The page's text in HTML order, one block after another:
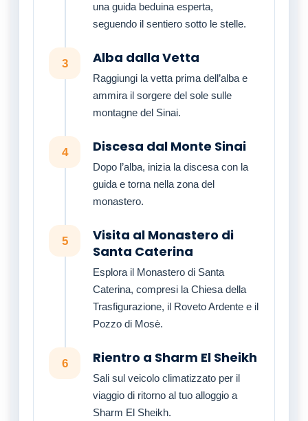
una guida beduina esperta,
seguendo il sentiero sotto le stelle.
3 Alba dalla Vetta
Raggiungi la vetta prima dell’alba e
ammira il sorgere del sole sulle
montagne del Sinai.
4 Discesa dal Monte Sinai
Dopo l’alba, inizia la discesa con la
guida e torna nella zona del
monastero.
5
Visita al Monastero di
Santa Caterina
Esplora il Monastero di Santa
Caterina, compresi la Chiesa della
Trasfigurazione, il Roveto Ardente e il
Pozzo di Mosè.
6 Rientro a Sharm El Sheikh
Sali sul veicolo climatizzato per il
viaggio di ritorno al tuo alloggio a
Sharm El Sheikh.